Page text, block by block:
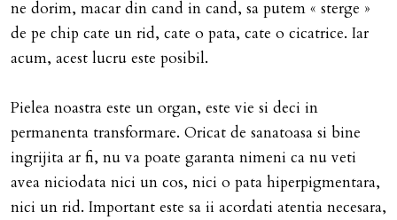
ne dorim, macar din cand in cand, sa putem « sterge »
de pe chip cate un rid, cate o pata, cate o cicatrice. Iar
acum, acest lucru este posibil.
Pielea noastra este un organ, este vie si deci in
permanenta transformare. Oricat de sanatoasa si bine
ingrijita ar fi, nu va poate garanta nimeni ca nu veti
avea niciodata nici un cos, nici o pata hiperpigmentara,
nici un rid. Important este sa ii acordati atentia necesara,